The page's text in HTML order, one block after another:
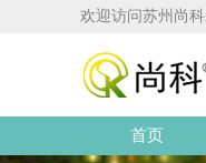
欢迎访问苏州尚
首页